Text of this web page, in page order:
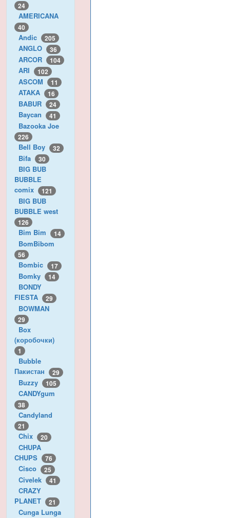
24
AMERICANA
40
Andic 205
ANGLO 36
ARCOR 104
ARI 102
ASCOM 11
ATAKA 16
BABUR 24
Baycan 41
Bazooka Joe
226
Bell Boy 32
Bifa 30
BIG BUB
BUBBLE
comix
121
BIG BUB
BUBBLE west
126
Bim Bim 14
BomBibom
56
Bombic 17
Bomky 14
BONDY
FIESTA
29
BOWMAN
29
Box
(коробочки)
1
Bubble
Пакистан
29
Buzzy 105
CANDYgum
38
Candyland
21
Chix 20
CHUPA
CHUPS
76
Cisco 25
Civelek 41
CRAZY
PLANET
21
Cunga Lunga